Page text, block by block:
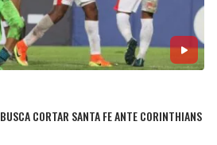
CORTAR SANTA FE ANTE CORINTHIANS